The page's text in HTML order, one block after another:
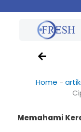
Home -
Memahami